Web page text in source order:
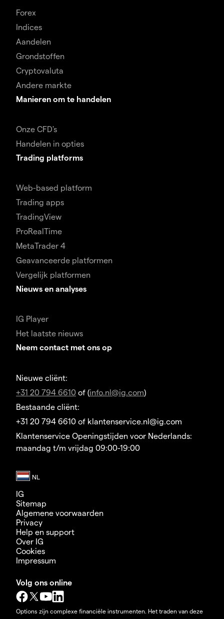
Forex
Indices
Aandelen
Grondstoffen
Cryptovaluta
Andere markte
Manieren om te handelen
Onze CFD's
Handelen in opties
Trading platforms
Web-based platform
Trading apps
TradingView
ProRealTime
MetaTrader 4
Geavanceerde platformen
Vergelijk platformen
Nieuws en analyses
IG Player
Het laatste nieuws
Neem contact met ons op
Nieuwe cliënt:
+31 20 794 6610 of (info.nl@ig.com)
Bestaande cliënt:
+31 20 794 6610 of klantenservice.nl@ig.com
Klantenservice Openingstijden voor Nederlands:
maandag t/m vrijdag 09:00-19:00
IG
Sitemap
Algemene voorwaarden
Privacy
Help en support
Over IG
Cookies
Impressum
Volg ons online
Options zijn complexe financiële instrumenten. Het traden van deze